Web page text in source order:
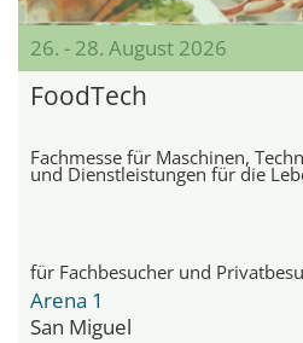
26. - 28. August 2026
FoodTech
Fachmesse für Maschinen,
und Dienstleistungen für die
für Fachbesucher und
Arena 1
San Miguel